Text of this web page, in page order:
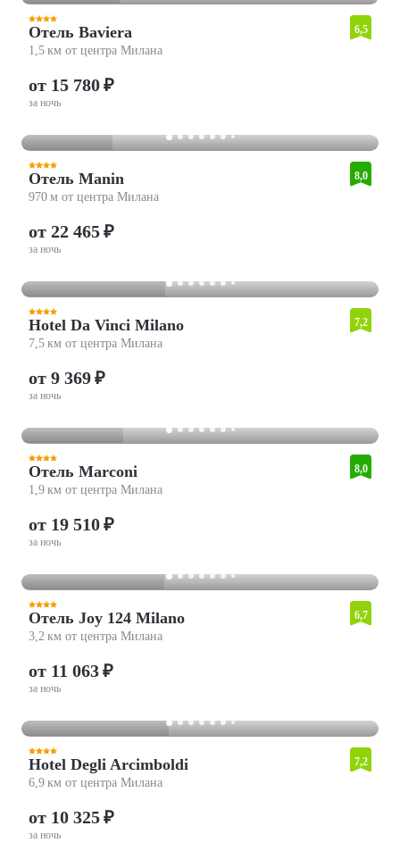
Отель Baviera
1,5 км от центра Милана
6,5
от 15 780 ₽
за ночь
Отель Manin
970 м от центра Милана
8,0
от 22 465 ₽
за ночь
Hotel Da Vinci Milano
7,5 км от центра Милана
7,2
от 9 369 ₽
за ночь
Отель Marconi
1,9 км от центра Милана
8,0
от 19 510 ₽
за ночь
Отель Joy 124 Milano
3,2 км от центра Милана
6,7
от 11 063 ₽
за ночь
Hotel Degli Arcimboldi
6,9 км от центра Милана
7,2
от 10 325 ₽
за ночь